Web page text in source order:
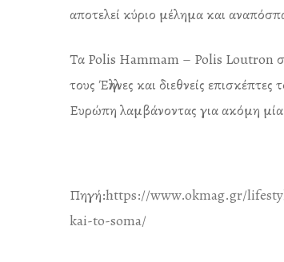
αποτελεί κύριο μέλημα και
Τα Polis Hammam – Polis Loutron
τους Έλληνες και διεθνείς
Ευρώπη λαμβάνοντας για ακόμη
Πηγή:https://www.okmag.gr/
kai-to-soma/